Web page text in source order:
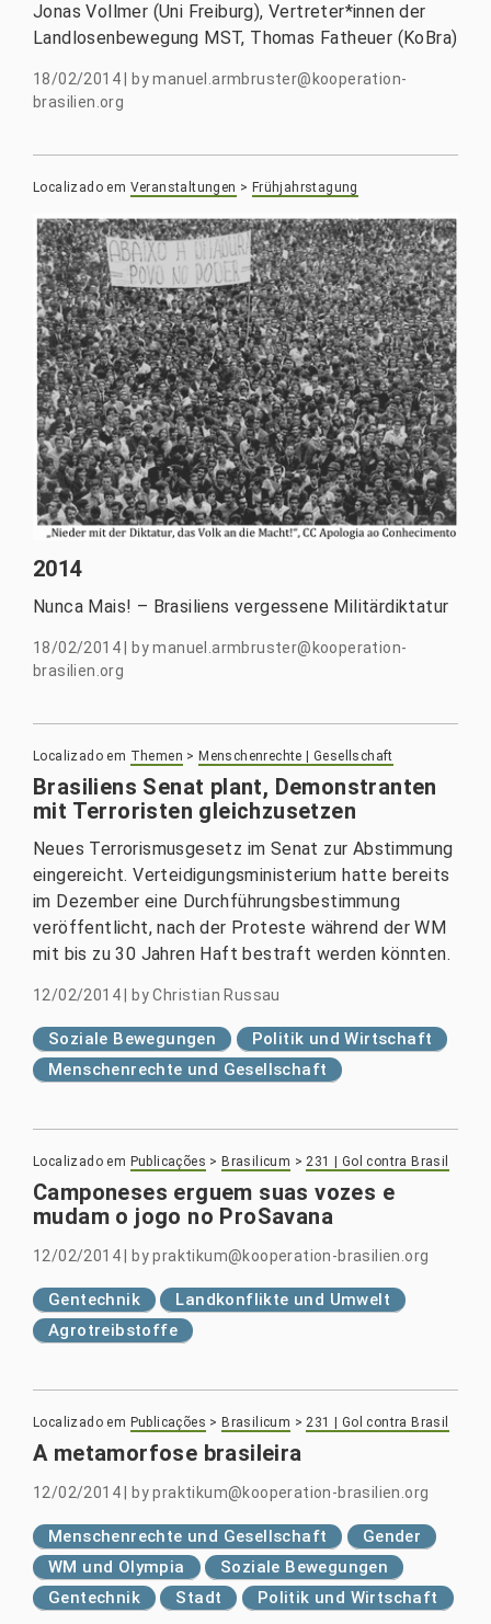
Jonas Vollmer (Uni Freiburg), Vertreter*innen der
Landlosenbewegung MST, Thomas Fatheuer (KoBra)
18/02/2014 bymanuel.armbruster@kooperation-
brasilien.org
Localizado em Veranstaltungen > Frühjahrstagung
2014
Nunca Mais! – Brasiliens vergessene Militärdiktatur
18/02/2014 bymanuel.armbruster@kooperation-
brasilien.org
Localizado em Themen >Menschenrechte | Gesellschaft
Brasiliens Senat plant, Demonstranten
mit Terroristen gleichzusetzen
Neues Terrorismusgesetz im Senat zur Abstimmung
eingereicht. Verteidigungsministerium hatte bereits
im Dezember eine Durchführungsbestimmung
veröffentlicht, nach der Proteste während der WM
mit bis zu 30 Jahren Haft bestraft werden könnten.
12/02/2014 byChristian Russau
Soziale Bewegungen
Politik und Wirtschaft
Menschenrechte und Gesellschaft
Localizado em Publicações >Brasilicum >231 | Gol contra Brasil
Camponeses erguem suas vozes e
mudam o jogo no ProSavana
12/02/2014 bypraktikum@kooperation-brasilien.org
Gentechnik
Landkonflikte und Umwelt
Agrotreibstoffe
Localizado em Publicações >Brasilicum >231 | Gol contra Brasil
A metamorfose brasileira
12/02/2014 bypraktikum@kooperation-brasilien.org
Menschenrechte und Gesellschaft
Gender
WM und Olympia
Soziale Bewegungen
Gentechnik
Stadt Politik und Wirtschaft